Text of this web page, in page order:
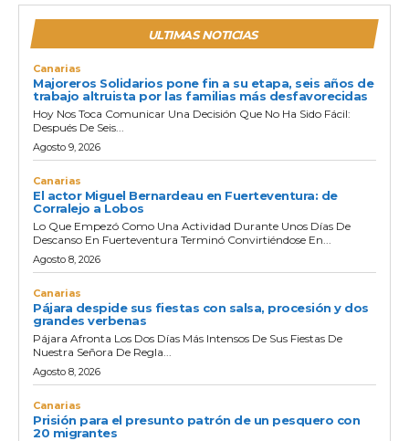
ULTIMAS NOTICIAS
Canarias
Majoreros Solidarios pone fin a su etapa, seis años de
trabajo altruista por las familias más desfavorecidas
Hoy Nos Toca Comunicar Una Decisión Que No Ha Sido Fácil:
Después De Seis...
Agosto 9, 2026
Canarias
El actor Miguel Bernardeau en Fuerteventura: de
Corralejo a Lobos
Lo Que Empezó Como Una Actividad Durante Unos Días De
Descanso En Fuerteventura Terminó Convirtiéndose En...
Agosto 8, 2026
Canarias
Pájara despide sus fiestas con salsa, procesión y dos
grandes verbenas
Pájara Afronta Los Dos Días Más Intensos De Sus Fiestas De
Nuestra Señora De Regla...
Agosto 8, 2026
Canarias
Prisión para el presunto patrón de un pesquero con
20 migrantes